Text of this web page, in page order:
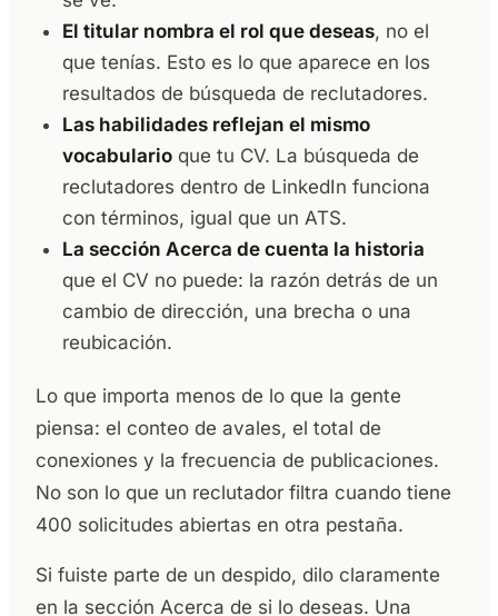
El titular nombra el rol que deseas, no el
que tenías. Esto es lo que aparece en los
resultados de búsqueda de reclutadores.
Las habilidades reflejan el mismo
vocabulario que tu CV. La búsqueda de
reclutadores dentro de LinkedIn funciona
con términos, igual que un ATS.
La sección Acerca de cuenta la historia
que el CV no puede: la razón detrás de un
cambio de dirección, una brecha o una
reubicación.
Lo que importa menos de lo que la gente
piensa: el conteo de avales, el total de
conexiones y la frecuencia de publicaciones.
No son lo que un reclutador filtra cuando tiene
400 solicitudes abiertas en otra pestaña.
Si fuiste parte de un despido, dilo claramente
en la sección Acerca de si lo deseas. Una